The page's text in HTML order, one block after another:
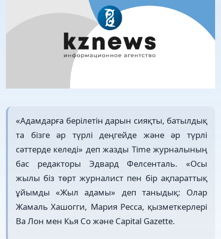
«Адамдарға берілетін дарын сияқты, батылдық
та бізге әр түрлі деңгейде және әр түрлі
сәттерде келеді» деп жазды Time журналының
бас редакторы Эдвард Фелсенталь. «Осы
жылы біз төрт журналист пен бір ақпараттық
ұйымды «Жыл адамы» деп таныдық: Олар
Жамаль Хашогги, Мария Ресса, қызметкерлері
Ва Лон мен Кья Со және Capital Gazette.